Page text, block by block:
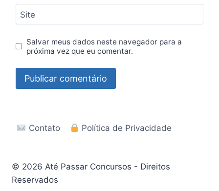
Site
Salvar meus dados neste navegador para a
próxima vez que eu comentar.
Contato Política de Privacidade
© 2026 Até Passar Concursos - Direitos
Reservados